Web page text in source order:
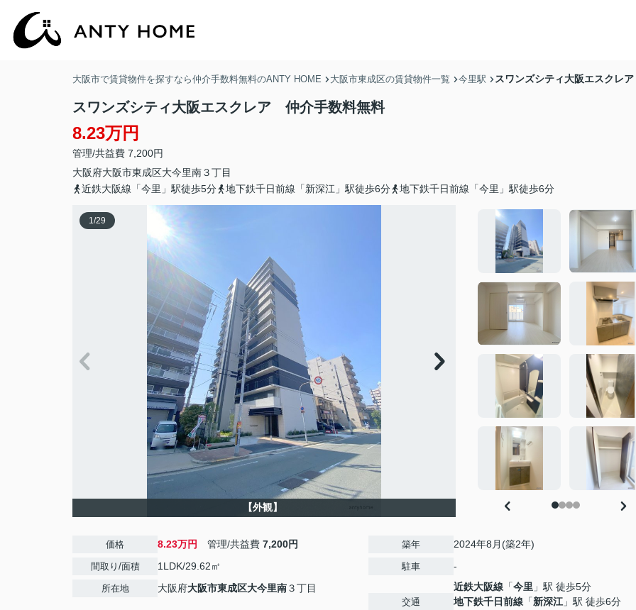
大阪市で賃貸物件を探すなら仲介手数料無料のANTY HOME 大阪市東成区の賃貸物件一覧 今里駅 スワンズシティ大阪エスクレ
スワンズシティ大阪エスクレア 仲介手数料無料
8.23万円
管理/共益費 7,200円
大阪府大阪市東成区大今里南３丁目
近鉄大阪線「今里」駅徒歩5分
地下鉄千日前線「新深江」駅徒歩6分 地下鉄千日前線「今里」駅徒歩6分
1/29
【外観】
価格 8.23万円 管理/共益費 7,200円
間取り/面積 1LDK/29.62㎡
所在地 大阪府大阪市東成区大今里南３丁目
築年 2024年8月(築2年)
駐車 -
交通
近鉄大阪線 「今里 」駅 徒歩5分
地下鉄千日前線 「新深江 」駅 徒歩6分